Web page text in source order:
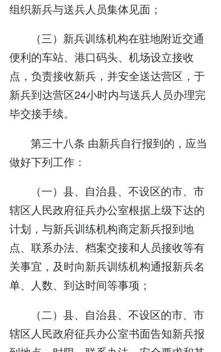
组织新兵与送兵人员集体见面；
（三）新兵训练机构在驻地附近交通
便利的车站、港口码头、机场设立接收
点，负责接收新兵，并安全送达营区，于
新兵到达营区24小时内与送兵人员办理完
毕交接手续。
第三十八条 由新兵自行报到的，应当
做好下列工作：
（一）县、自治县、不设区的市、市
辖区人民政府征兵办公室根据上级下达的
计划，与新兵训练机构商定新兵报到地
点、联系办法、档案交接和人员接收等有
关事宜，及时向新兵训练机构通报新兵名
单、人数、到达时间等事项；
（二）县、自治县、不设区的市、市
辖区人民政府征兵办公室书面告知新兵报